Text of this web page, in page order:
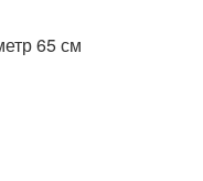
65 см